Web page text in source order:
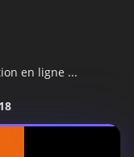
en ligne ...